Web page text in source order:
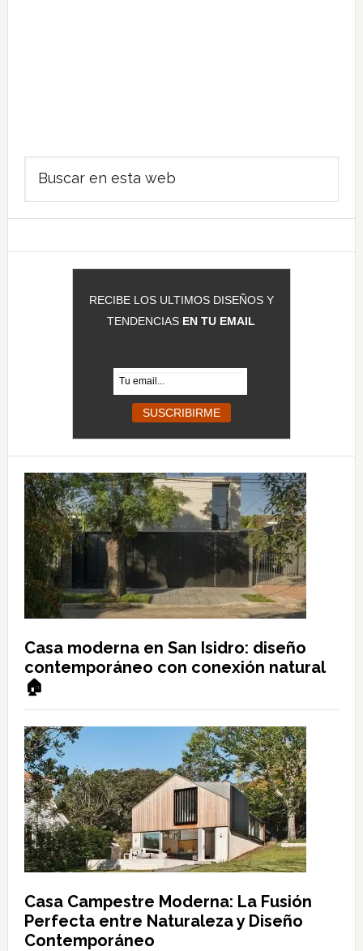
Barra
lateral
principal
RECIBE LOS ULTIMOS DISEÑOS Y
TENDENCIAS EN TU EMAIL
Casa moderna en San Isidro: diseño
contemporáneo con conexión natural
🏠
Casa Campestre Moderna: La Fusión
Perfecta entre Naturaleza y Diseño
Contemporáneo